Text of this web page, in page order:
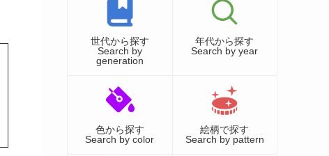
世代から探す
Search by
generation
年代から探す
Search by year
色から探す
Search by color
絵柄で探す
Search by pattern